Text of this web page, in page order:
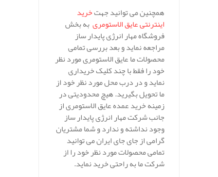
همچنین می توانید جهتخرید
اینترنتی عایق الاستومریبه بخش
فروشگاه مهار انرژی پایدار ساز
مراجعه نماید و بعد بررسی تمامی
محصولات ما عایق الاستومری مورد نظر
خود را فقط با چند کلیک خریداری
نماید و در درب محل مورد نظر خود از
ما تحویل بگیرید. هیچ محدودیتی در
زمینه خرید عمده عایق الاستومری از
جانب شرکت مهار انرژی پایدار ساز
وجود نداشته و ندارد و شما مشتریان
گرامی از جای جای ایران می توانید
تمامی محصولات مورد نظر خود را از
شرکت ما به راحتی خرید نماید.